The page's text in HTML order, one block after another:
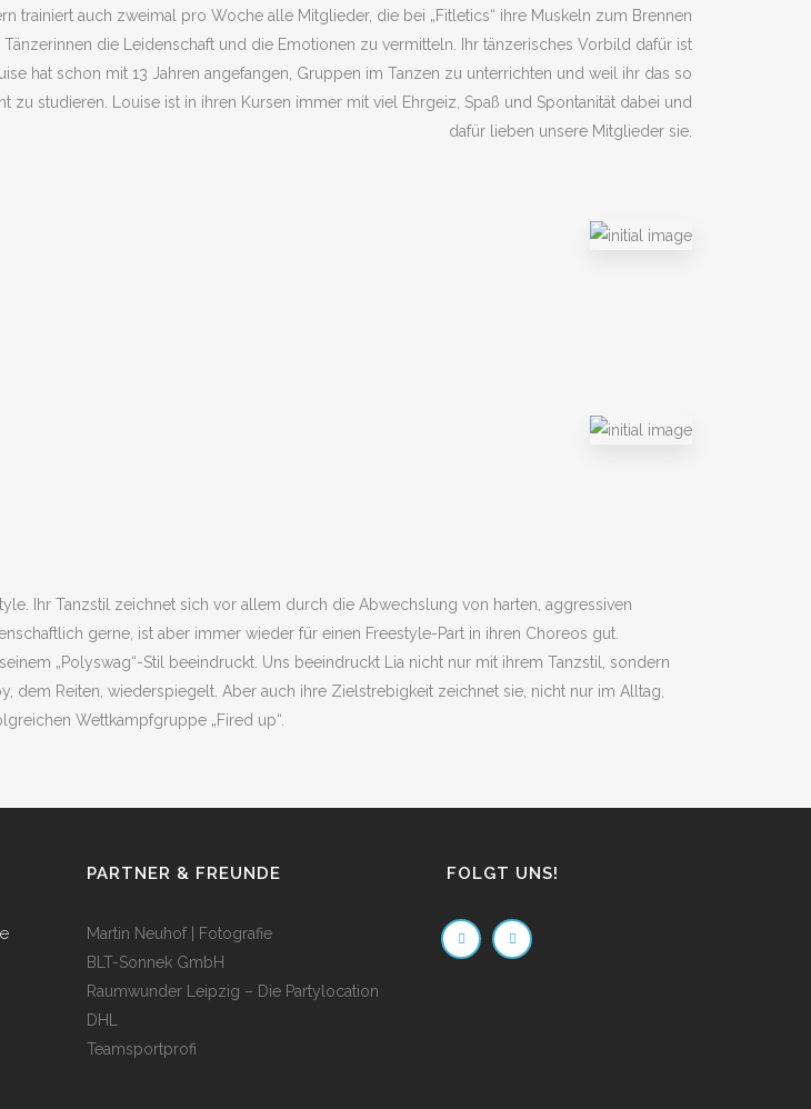
trainiert auch zweimal pro Woche alle Mitglieder, die bei „Fitletics“ ihre Muskeln zum Brennen
die Leidenschaft und die Emotionen zu vermitteln. Ihr tänzerisches Vorbild dafür ist
hat schon mit 13 Jahren angefangen, Gruppen im Tanzen zu unterrichten und weil ihr das so
zu studieren. Louise ist in ihren Kursen immer mit viel Ehrgeiz, Spaß und Spontanität dabei und
dafür lieben unsere Mitglieder sie.
Ihr Tanzstil zeichnet sich vor allem durch die Abwechslung von harten, aggressiven
gerne, ist aber immer wieder für einen Freestyle-Part in ihren Choreos gut.
„Polyswag“-Stil beeindruckt. Uns beeindruckt Lia nicht nur mit ihrem Tanzstil, sondern
Reiten, wiederspiegelt. Aber auch ihre Zielstrebigkeit zeichnet sie, nicht nur im Alltag,
Wettkampfgruppe „Fired up“.
PARTNER & FREUNDE
Martin Neuhof | Fotografie
BLT-Sonnek GmbH
Raumwunder Leipzig – Die Partylocation
DHL
Teamsportprofi
FOLGT UNS!